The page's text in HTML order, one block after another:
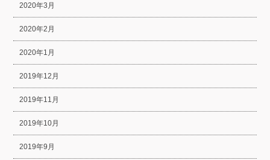
2020年3月
2020年2月
2020年1月
2019年12月
2019年11月
2019年10月
2019年9月